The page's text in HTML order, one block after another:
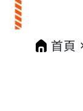
首頁